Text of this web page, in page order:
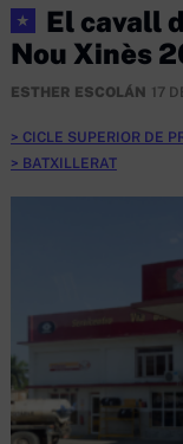
★
El cavall
Nou Xinès
ESTHER ESCOLÁN 17
CICLE SUPERIOR DE
BATXILLERAT